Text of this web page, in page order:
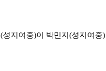
(성지여중)이 박민지 (성지여중)